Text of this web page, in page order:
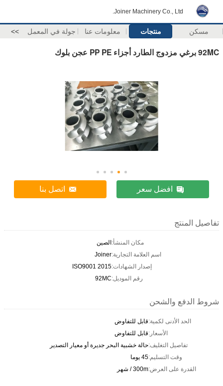
Joiner Machinery Co., Ltd.
مسكن منتجات معلومات عنا جولة في المعمل >>
92MC برغي مزدوج الطارد أجزاء PP PE عجن بلوك
افضل سعر اتصل بنا
تفاصيل المنتج
مكان المنشأ:الصين
اسم العلامة التجارية:Joiner
إصدار الشهادات:ISO9001 2015
رقم الموديل:92MC
شروط الدفع والشحن
الحد الأدنى لكمية:قابل للتفاوض
الأسعار:قابل للتفاوض
تفاصيل التغليف:حالة خشبية البحر جديرة أو معيار التصدير
وقت التسليم:45 يوما
القدرة على العرض:300m / شهر